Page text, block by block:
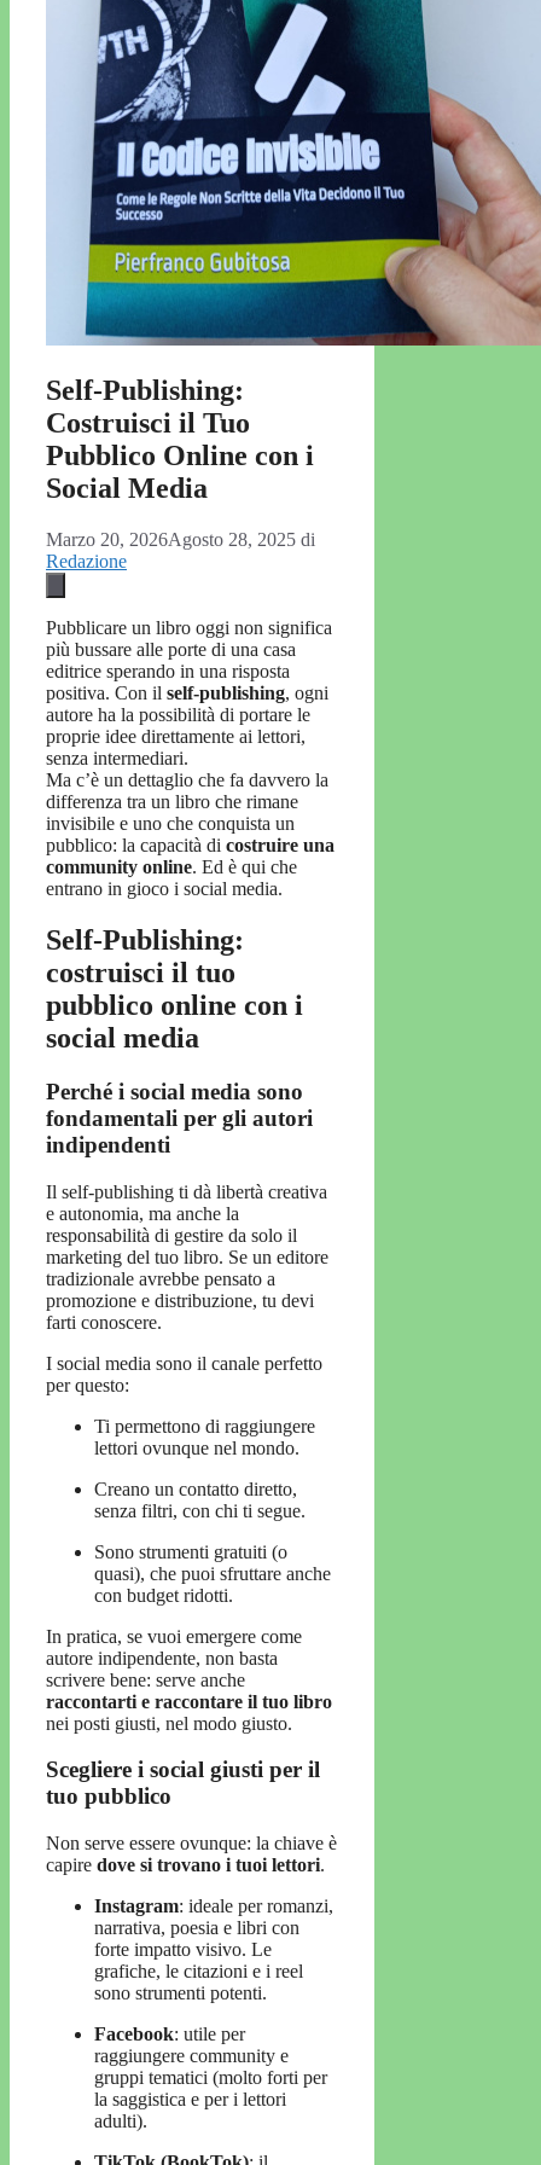
Self-Publishing:
Costruisci il Tuo
Pubblico Online con i
Social Media
Marzo 20, 2026Agosto 28, 2025 di
Redazione
Pubblicare un libro oggi non significa
più bussare alle porte di una casa
editrice sperando in una risposta
positiva. Con il self-publishing, ogni
autore ha la possibilità di portare le
proprie idee direttamente ai lettori,
senza intermediari.
Ma c’è un dettaglio che fa davvero la
differenza tra un libro che rimane
invisibile e uno che conquista un
pubblico: la capacità di costruire una
community online. Ed è qui che
entrano in gioco i social media.
Self-Publishing:
costruisci il tuo
pubblico online con i
social media
Perché i social media sono
fondamentali per gli autori
indipendenti
Il self-publishing ti dà libertà creativa
e autonomia, ma anche la
responsabilità di gestire da solo il
marketing del tuo libro. Se un editore
tradizionale avrebbe pensato a
promozione e distribuzione, tu devi
farti conoscere.
I social media sono il canale perfetto
per questo:
Ti permettono di raggiungere
lettori ovunque nel mondo.
Creano un contatto diretto,
senza filtri, con chi ti segue.
Sono strumenti gratuiti (o
quasi), che puoi sfruttare anche
con budget ridotti.
In pratica, se vuoi emergere come
autore indipendente, non basta
scrivere bene: serve anche
raccontarti e raccontare il tuo libro
nei posti giusti, nel modo giusto.
Scegliere i social giusti per il
tuo pubblico
Non serve essere ovunque: la chiave è
capire dove si trovano i tuoi lettori.
Instagram: ideale per romanzi,
narrativa, poesia e libri con
forte impatto visivo. Le
grafiche, le citazioni e i reel
sono strumenti potenti.
Facebook: utile per
raggiungere community e
gruppi tematici (molto forti per
la saggistica e per i lettori
adulti).